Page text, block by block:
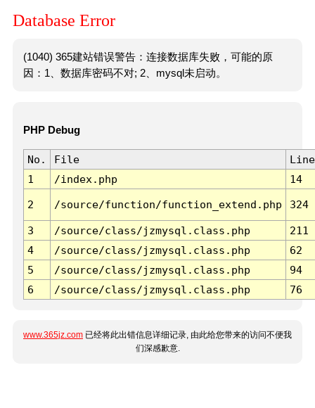
Database Error
(1040) 365建站错误警告：连接数据库失败，可能的原
因：1、数据库密码不对; 2、mysql未启动。
PHP Debug
No. File
Line
1
/index.php 14
2 /source/function/function_extend.php 324
3 /source/class/jzmysql.class.php
211
4
/source/class/jzmysql.class.php
62
5
/source/class/jzmysql.class.php
94
6
/source/class/jzmysql.class.php 76
www.365jz.com 已经将此出错信息详细记录, 由此给您带来的访问不便我
们深感歉意.